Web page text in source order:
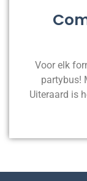
Voor elk
partybus!
Uiteraard is